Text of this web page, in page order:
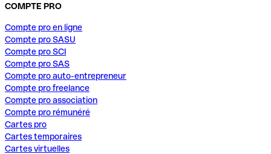
COMPTE PRO
Compte pro en ligne
Compte pro SASU
Compte pro SCI
Compte pro SAS
Compte pro auto-entrepreneur
Compte pro freelance
Compte pro association
Compte pro rémunéré
Cartes pro
Cartes temporaires
Cartes virtuelles